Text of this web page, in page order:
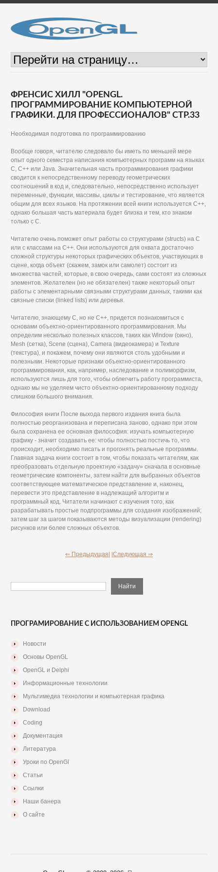
ФРЕНСИС ХИЛЛ "OPENGL.
ПРОГРАММИРОВАНИЕ КОМПЬЮТЕРНОЙ
ГРАФИКИ. ДЛЯ ПРОФЕССИОНАЛОВ" СТР.33
Необходимая подготовка по программированию
Вообще говоря, читателю следовало бы иметь по меньшей мере
опыт одного семестра написания компьютерных программ на языках
С, С++ или Java. Значительная часть программирования графики
сводится к непосредственному переводу геометрических
соотношений в код и, следовательно, непосредственно использует
переменные, функции, массивы, циклы и тестирование, что является
общим для всех языков. На протяжении всей книги используется С++,
однако большая часть материала будет близка и тем, кто знаком
только с С.
Читателю очень поможет опыт работы со структурами (structs) на С
или с классами на С++. Они используются для охвата достаточно
сложной структуры некоторых графических объектов, участвующих в
сцене, когда объект (скажем, замок или самолет) состоит из
множества частей, которые, в свою очередь, сами состоят из сложных
элементов. Желателен (но не обязателен) также некоторый опыт
работы с элементарными связными структурами данных, такими как
связные списки (linked lists) или деревья.
Читателю, знающему С, но не С++, придется познакомиться с
основами объектно-ориентированного программирования. Мы
определим несколько полезных классов, таких как Window (окно),
Mesh (сетка), Scene (сцена), Camera (видеокамера) и Texture
(текстура), и покажем, почему они являются столь удобными и
полезными. Некоторые признаки объектно-ориентированного
программирования, как, например, наследование и полиморфизм,
используются лишь для того, чтобы облегчить работу программиста,
однако мы не уделяем чисто объектно-ориентированному подходу
слишком большого внимания.
Философия книги После выхода первого издания книга была
полностью реорганизована и переписана заново, однако при этом
была сохранена ее основная философия: изучать компьютерную
графику - значит создавать ее: чтобы полностью постичь то, что
происходит, необходимо писать и прогонять реальные программы.
Главная задача книги состоит в том, чтобы показать читателям, как
преобразовать отдельную проектную «задачу» сначала в основные
геометрические компоненты, затем найти для выбранных объектов
соответствующее математическое представление и, наконец,
перевести это представление в надлежащий алгоритм и
программный код. Читатели начинают с изучения того, как
разрабатывать простые подпрограммы для создания изображений;
затем шаг за шагом показываются методы визуализации (rendering)
рисунков или более сложных объектов.
⇐ Предыдущая| |Следующая ⇒
ПРОГРАМИРОВАНИЕ С ИСПОЛЬЗОВАНИЕМ OPENGL
Новости
Основы OpenGL
OpenGL и Delphi
Информационные технологии
Мультимедиа технологии и компьютерная графика
Download
Coding
Документация
Литература
Уроки по OpenGl
Статьи
Ссылки
Наши банера
О сайте